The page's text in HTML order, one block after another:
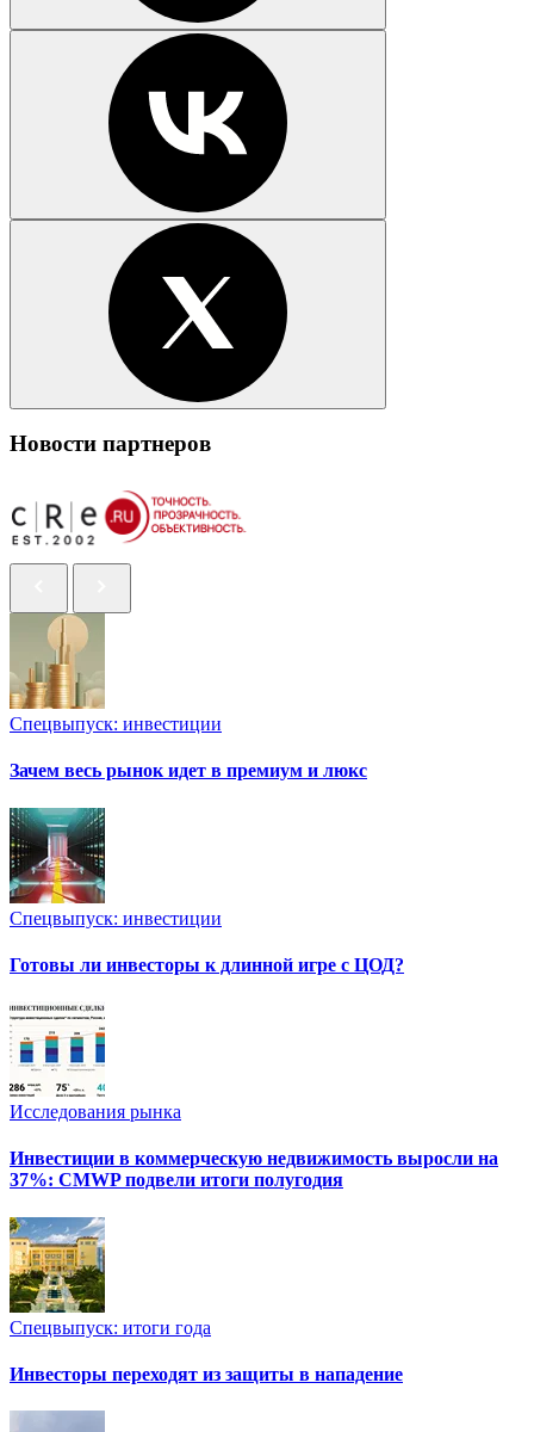
Новости партнеров
Спецвыпуск: инвестиции
Зачем весь рынок идет в премиум и люкс
Спецвыпуск: инвестиции
Готовы ли инвесторы к длинной игре с ЦОД?
Исследования рынка
Инвестиции в коммерческую недвижимость выросли на
37%: CMWP подвели итоги полугодия
Спецвыпуск: итоги года
Инвесторы переходят из защиты в нападение